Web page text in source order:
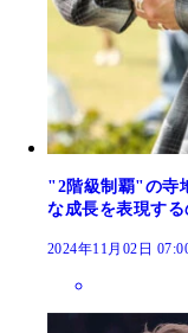
"2階級制覇"の寺
な成長を表現する
2024年11月02日